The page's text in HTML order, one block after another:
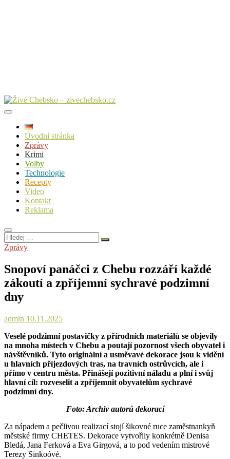
Úvodní stránka
Zprávy
Krimi
Volby
Technologie
Recepty
Video
Kontakt
Reklama
Hledej
…
Zprávy
Snopoví panáčci z Chebu rozzáří každé
zákoutí a zpříjemní sychravé podzimní
dny
admin 10.11.2025
Veselé podzimní postavičky z přírodních materiálů se objevily
na mnoha místech v Chebu a poutají pozornost všech obyvatel i
návštěvníků. Tyto originální a usměvavé dekorace jsou k vidění
u hlavních příjezdových tras, na travních ostrůvcích, ale i
přímo v centru města. Přinášejí pozitivní náladu a plní i svůj
hlavní cíl: rozveselit a zpříjemnit obyvatelům sychravé
podzimní dny.
Foto: Archiv autorů dekorací
Za nápadem a pečlivou realizací stojí šikovné ruce zaměstnankyň
městské firmy CHETES. Dekorace vytvořily konkrétně Denisa
Bledá, Jana Ferková a Eva Girgová, a to pod vedením mistrové
Terezy Sinkoóvé.